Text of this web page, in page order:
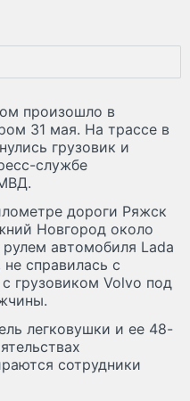
произошло в
31 мая. На трассе в
грузовик и
службе
дороги Ряжск
Новгород около
автомобиля Lada
справилась с
грузовиком Volvo под
легковушки и ее 48-
сотрудники